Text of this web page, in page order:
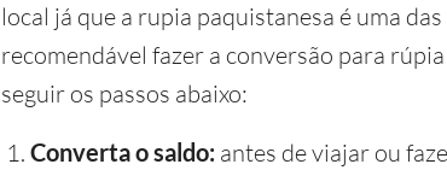
local já que a rupia paquistanesa é uma
recomendável fazer a conversão para
seguir os passos abaixo:
Converta o saldo: antes de viajar ou